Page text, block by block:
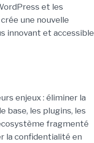
et les
une nouvelle
innovant et accessible
enjeux : éliminer la
base, les plugins, les
fragmenté
la confidentialité en